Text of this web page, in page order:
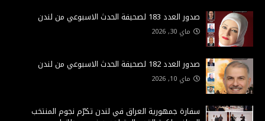
صدور العدد 183 لصحيفة الحدث الاسبوعي من لندن
ماي 30, 2026
صدور العدد 182 لصحيفة الحدث الاسبوعي من لندن
ماي 10, 2026
سفارة جمهورية العراق في لندن تكرّم نجوم المنتخب